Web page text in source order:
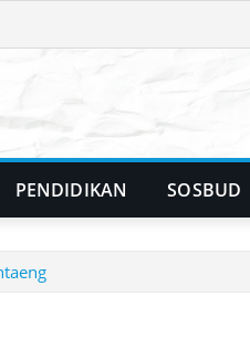
PENDIDIKAN SOSBUD